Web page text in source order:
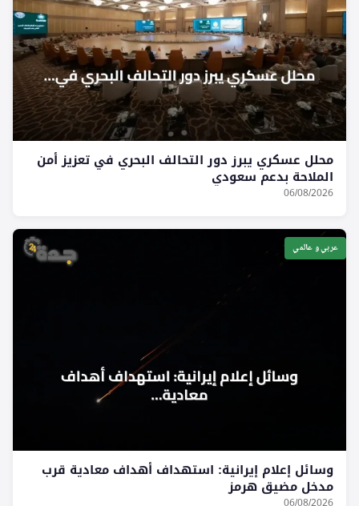
محلل عسكري يبرز دور التحالف البحري في تعزيز أمن
الملاحة بدعم سعودي
06/08/2026
عربي و عالمي
وسائل إعلام إيرانية: استهداف أهداف معادية قرب
مدخل مضيق هرمز